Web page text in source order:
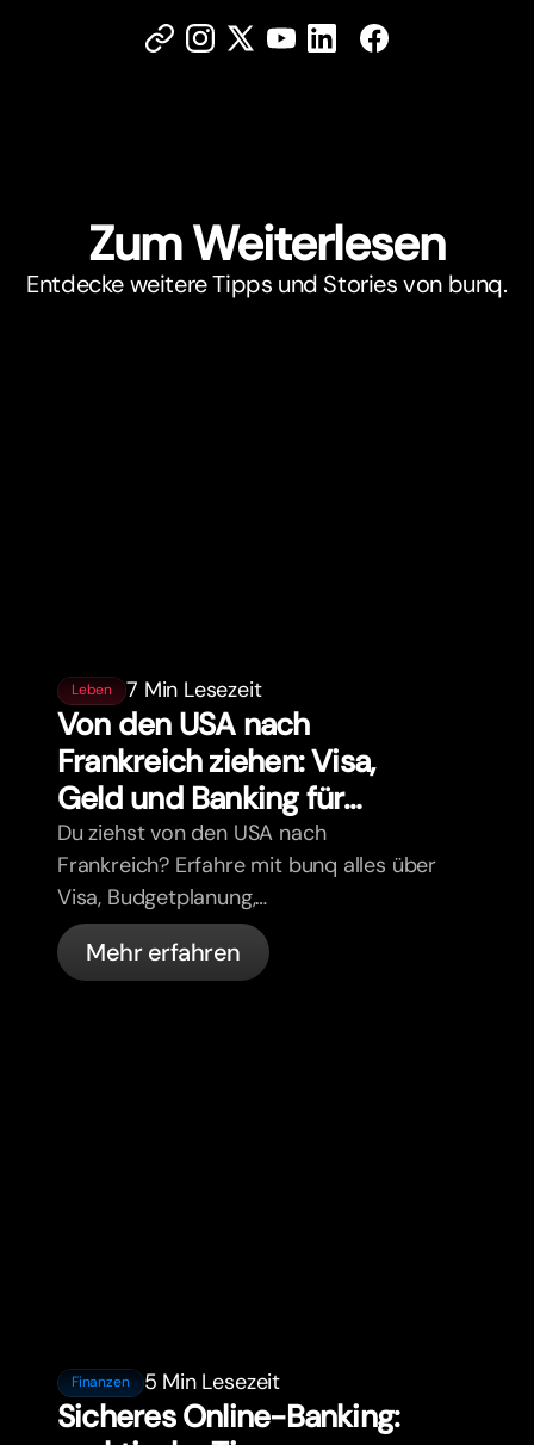
Zum Weiterlesen
Entdecke weitere Tipps und Stories von bunq.
Leben 7 Min Lesezeit
Von den USA nach
Frankreich ziehen: Visa,
Geld und Banking für
Expats
Du ziehst von den USA nach
Frankreich? Erfahre mit bunq alles über
Visa, Budgetplanung,
Krankenversicherung, Steuern,
Führerschein-Regeln und Banking für
Mehr erfahren
Finanzen 5 Min Lesezeit
Sicheres Online-Banking: